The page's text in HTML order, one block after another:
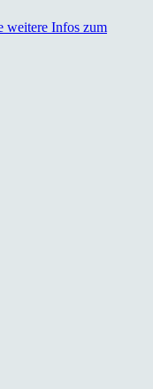
weitere Infos zum